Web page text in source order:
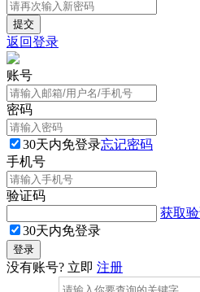
返回登录
账号
密码
30天内免登录忘记密码
手机号
验证码
获取
30天内免登录
没有账号? 立即 注册